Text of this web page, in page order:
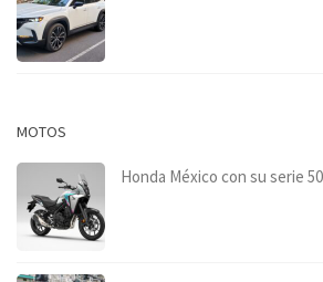
MOTOS
Honda México con su serie